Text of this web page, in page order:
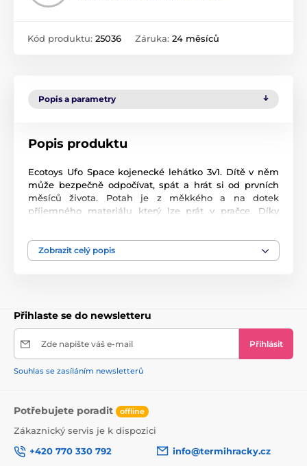
Kód produktu: 25036 Záruka: 24 měsíců
Popis a parametry
Popis produktu
Ecotoys Ufo Space kojenecké lehátko 3v1. Dítě v něm
může bezpečně odpočívat, spát a hrát si od prvních
měsíců života. Potah je z měkkého a na dotek
příjemného materiálu který lze prát v pračce. Díky
zaručují pohodlí a udržují dítě ve správné poloze.
Pohon je velmi tichý proto nebude dítě vyrušovat ve
jednoduše přeměnit z houpátka na lehátko.
Zobrazit celý popis
Přihlaste se do newsletteru
Zde napište váš e-mail Přihlásit
Souhlas se zasíláním newsletterů
Potřebujete poradit offline
Zákaznický servis je k dispozici
+420 770 330 792
info@termihracky.cz